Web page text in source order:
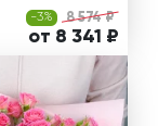
-3% 8 574 ₽
от 8 341 ₽